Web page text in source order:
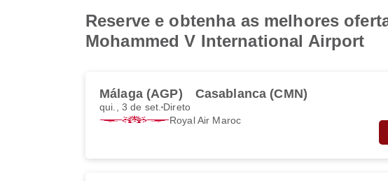
Reserve e obtenha as melhores
Mohammed V International Airport
Málaga (AGP) Casablanca (CMN)
qui., 3 de set. Direto
Royal Air Maroc